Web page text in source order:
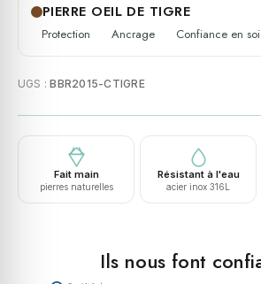
tressé
avec
de
heishi
oeil
tigre
PIERRE OEIL DE TIGRE
Protection Ancrage Confiance en soi
UGS :BBR2015-CTIGRE
Fait main
pierres naturelles
Résistant à l'eau
acier inox 316L
Ils nous font